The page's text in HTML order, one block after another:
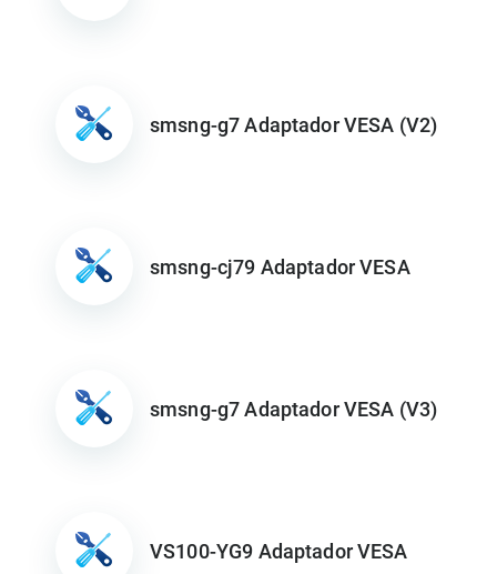
smsng-g7 Adaptador VESA (V2)
smsng-cj79 Adaptador VESA
smsng-g7 Adaptador VESA (V3)
VS100-YG9 Adaptador VESA